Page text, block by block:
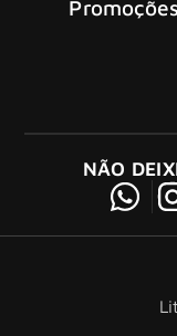
Promoções
NÃO